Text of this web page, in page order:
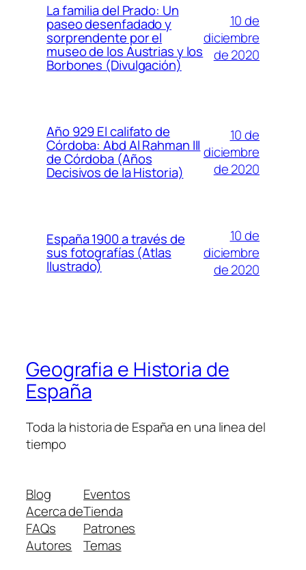
La familia del Prado: Un
paseo desenfadado y
sorprendente por el
museo de los Austrias y los
Borbones (Divulgación)
10 de
diciembre
de 2020
Año 929 El califato de
Córdoba: Abd Al Rahman III
de Córdoba (Años
Decisivos de la Historia)
10 de
diciembre
de 2020
España 1900 a través de
sus fotografías (Atlas
Ilustrado)
10 de
diciembre
de 2020
Geografia e Historia de
España
Toda la historia de España en una linea del
tiempo
Blog
Acerca de
FAQs
Autores
Eventos
Tienda
Patrones
Temas